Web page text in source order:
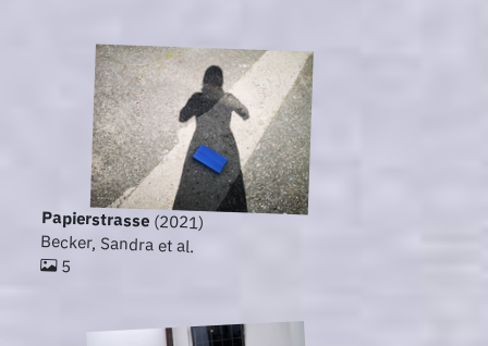
Papierstrasse (2021)
Becker, Sandra et al.
5